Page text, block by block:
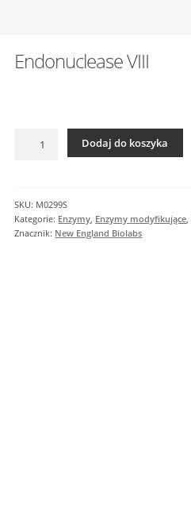
Endonuclease VIII
Endonuclease
Dodaj do koszyka
SKU: M0299S
Kategorie: Enzymy Enzymy modyfikujące
Znacznik: New England Biolabs